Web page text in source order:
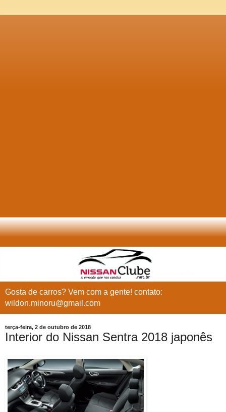
Gosta de carros? Vem com a gente! contato:
wildon.minoru@gmail.com
terça-feira, 2 de outubro de 2018
Interior do Nissan Sentra 2018 japonês